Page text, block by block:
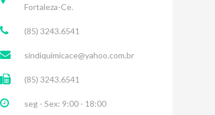
Fortaleza-Ce.
(85) 3243.6541
sindiquimicace@yahoo.com.br
(85) 3243.6541
seg - Sex: 9:00 - 18:00